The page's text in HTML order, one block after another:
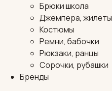
Брюки школа
Джемпера, жилеты
Костюмы
Ремни, бабочки
Рюкзаки, ранцы
Сорочки, рубашки
Бренды